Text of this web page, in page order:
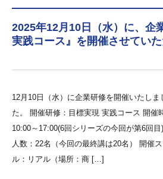
2025年12月10日（水）に、企
実践コース』を開催させていた
12月10日（水）に企業研修を開催いたしま
た。 開催研修：目標実現 実践コース 開催
10:00～17:00(6回シリーズの今回が第6回目
人数：22名（今回の最終講は20名） 開催
ル：リアル（場所：商 […]